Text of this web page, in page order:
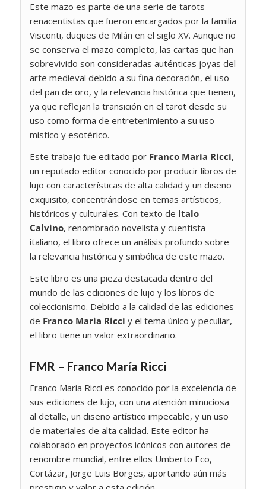
Este mazo es parte de una serie de tarots
renacentistas que fueron encargados por la familia
Visconti, duques de Milán en el siglo XV. Aunque no
se conserva el mazo completo, las cartas que han
sobrevivido son consideradas auténticas joyas del
arte medieval debido a su fina decoración, el uso
del pan de oro, y la relevancia histórica que tienen,
ya que reflejan la transición en el tarot desde su
uso como forma de entretenimiento a su uso
místico y esotérico.
Este trabajo fue editado por Franco Maria Ricci,
un reputado editor conocido por producir libros de
lujo con características de alta calidad y un diseño
exquisito, concentrándose en temas artísticos,
históricos y culturales. Con texto de Italo
Calvino, renombrado novelista y cuentista
italiano, el libro ofrece un análisis profundo sobre
la relevancia histórica y simbólica de este mazo.
Este libro es una pieza destacada dentro del
mundo de las ediciones de lujo y los libros de
coleccionismo. Debido a la calidad de las ediciones
de Franco Maria Ricci y el tema único y peculiar,
el libro tiene un valor extraordinario.
FMR – Franco María Ricci
Franco María Ricci es conocido por la excelencia de
sus ediciones de lujo, con una atención minuciosa
al detalle, un diseño artístico impecable, y un uso
de materiales de alta calidad. Este editor ha
colaborado en proyectos icónicos con autores de
renombre mundial, entre ellos Umberto Eco,
Cortázar, Jorge Luis Borges, aportando aún más